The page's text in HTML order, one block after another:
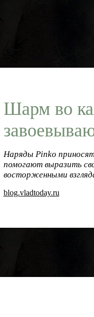
Шарм во
Наряды Pinko
помогают выразить
восторженными
blog.vladtoday.ru